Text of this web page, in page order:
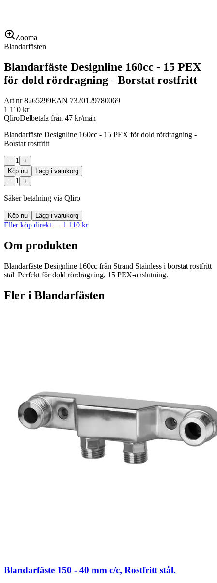
Zooma
Blandarfästen
Blandarfäste Designline 160cc - 15 PEX
för dold rördragning - Borstat rostfritt
Art.nr8265299EAN 7320129780069
1 110 kr
QliroDelbetala från 47 kr/mån
Blandarfäste Designline 160cc - 15 PEX för dold rördragning -
Borstat rostfritt
− 1
+
Köp nu
Lägg i varukorg
−
1 +
Säker betalning via Qliro
Köp nu Lägg i varukorg
Eller köp direkt — 1 110 kr
Om produkten
Blandarfäste Designline 160cc från Strand Stainless i borstat rostfritt
stål. Perfekt för dold rördragning, 15 PEX-anslutning.
Fler i Blandarfästen
Blandarfäste 150 - 40 mm c/c, Rostfritt stål.